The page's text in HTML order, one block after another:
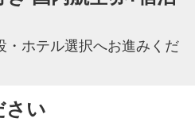
・ホテル選択へお進みくだ
さい